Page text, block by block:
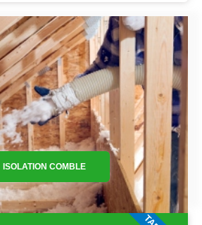
ISOLATION COMBLE